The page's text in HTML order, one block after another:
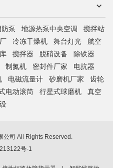
防泵 地源热泵中央空调
搅拌站
冷冻干燥机 舞台灯光
航空
搅拌器 脱硝设备
除铁器
制氮机 密封件厂家
电抗器
电磁流量计 砂磨机厂家
齿轮
电动滚筒 行星式球磨机
真空
公司 All Rights Reserved.
号-1